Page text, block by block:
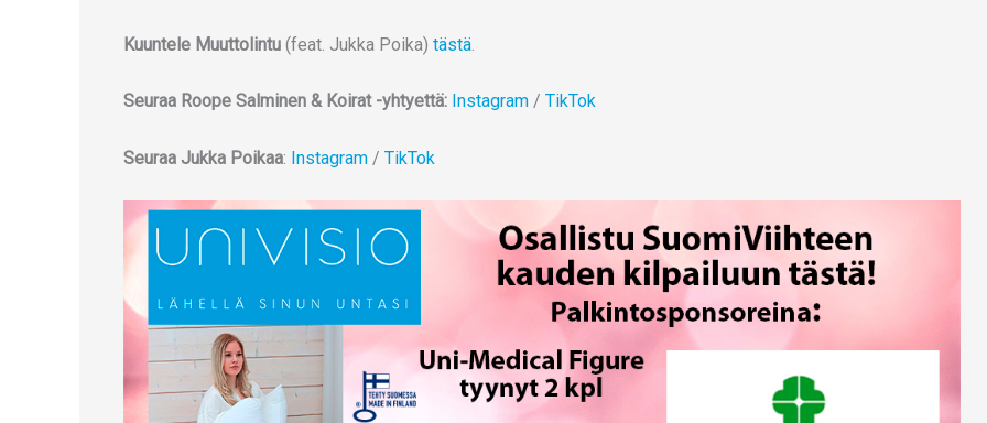
Kuuntele Muuttolintu (feat. Jukka Poika) tästä
Seuraa Roope Salminen & Koirat -yhtyettä: Instagram / TikTok
Seuraa Jukka Poikaa: Instagram / TikTok